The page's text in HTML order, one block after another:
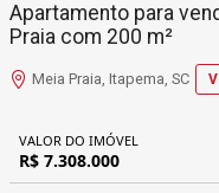
Apartamento para
Praia com 200 m²
Meia Praia, Itapema, SC
VALOR DO IMÓVEL
R$ 7.308.000